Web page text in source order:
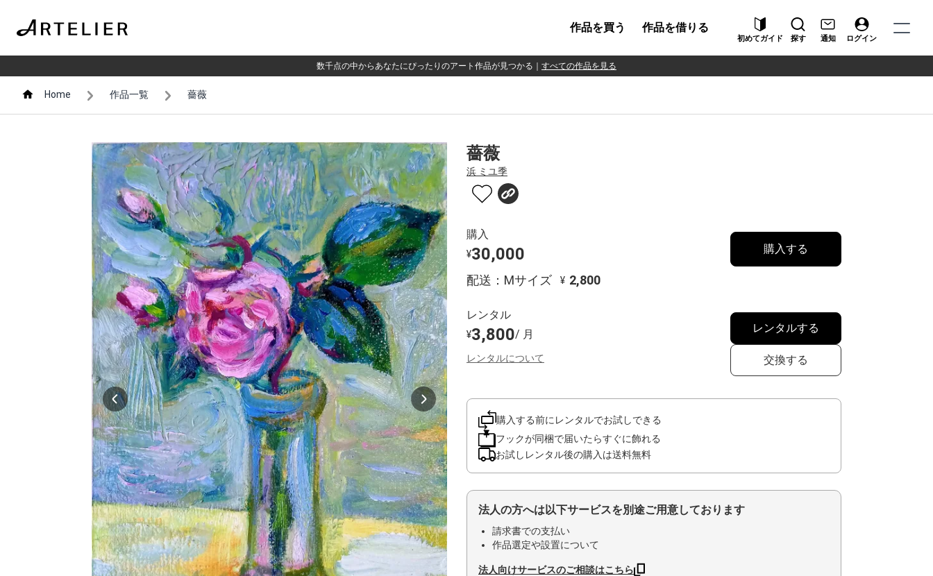
作品を買う 作品を借りる
初めてガイド 探す 通知 ログイン
数千点の中からあなたにぴったりのアート作品が見つかる すべての作品を見る
Home 作品一覧 薔薇
薔薇
浜 ミユ季
購入
¥30,000
配送：Mサイズ ¥ 2,800
購入する
レンタル
¥3,800/ 月
レンタルについて
レンタルする
交換する
購入する前にレンタルでお試しできる
フックが同梱で届いたらすぐに飾れる
お試しレンタル後の購入は送料無料
法人の方へは以下サービスを別途ご用意しております
請求書での支払い
作品選定や設置について
法人向けサービスのご相談はこちら